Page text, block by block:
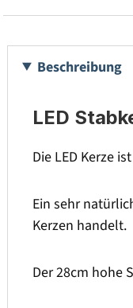
Beschreibung
LED
Die LED Kerze
Ein sehr
Kerzen handelt.
Der 28cm hohe